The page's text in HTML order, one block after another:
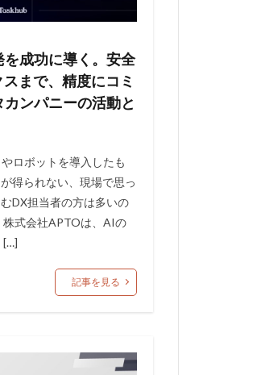
成功に導く。安全
まで、精度にコミ
ンパニーの活動と
ロボットを導入したも
得られない、現場で思っ
DX担当者の方は多いの
株式会社APTOは、AIの
[…]
記事を見る